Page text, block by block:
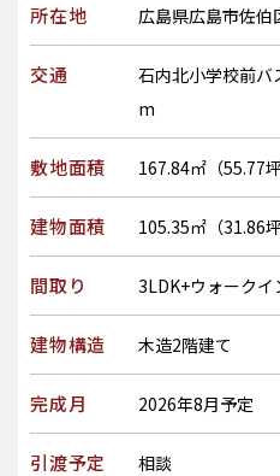
所在地 広島県広島市佐
交通
石内北小学校前
m
敷地面積 167.84㎡（55.77坪
建物面積 105.35㎡（31.86
間取り 3LDK+ウォークイ
建物構造 木造2階建て
完成月 2026年8月予定
引渡予定 相談